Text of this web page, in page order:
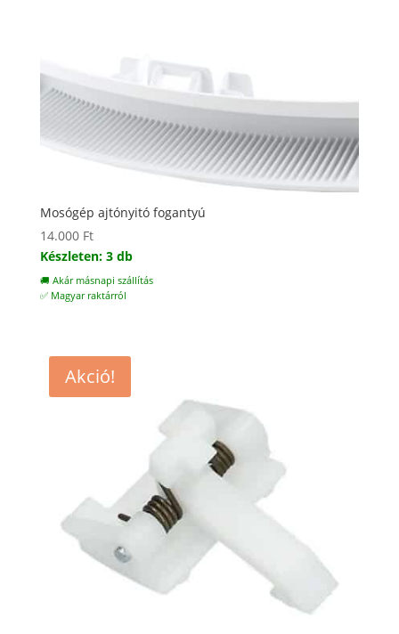
Mosógép ajtónyitó fogantyú
14.000 Ft
Készleten: 3 db
🚚 Akár másnapi szállítás
✅ Magyar raktárról
Akció!